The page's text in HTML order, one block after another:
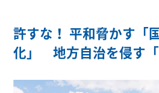
許すな！ 平和脅かす「
化」 地方自治を侵す「